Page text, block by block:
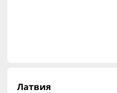
Латвия